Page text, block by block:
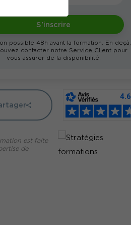
S'inscrire
possible 48h avant la formation. En deçà,
contacter notre Service Clientpour
vous assurer de la disponibilité.
est faite
de